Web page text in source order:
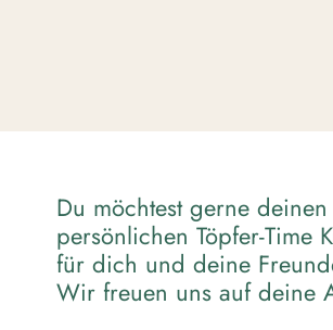
Du möchtest gerne deinen
persönlichen Töpfer-Time
für dich und deine
Wir freuen uns auf deine